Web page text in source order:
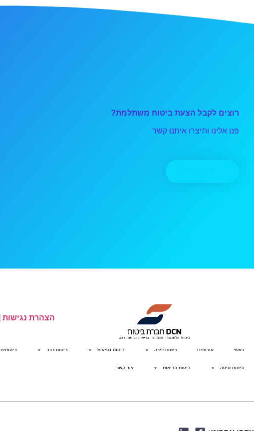
רוצים לקבל הצעת ביטוח משתלמת?
פנו אלינו ותיצרו איתנו קשר
הצהרת נגישות
ראשי אודותינו ביטוח דירה ביטוח נסיעות ביטוח רכב ביטוחים
ביטוח טיסה ביטוח בריאות צור קשר